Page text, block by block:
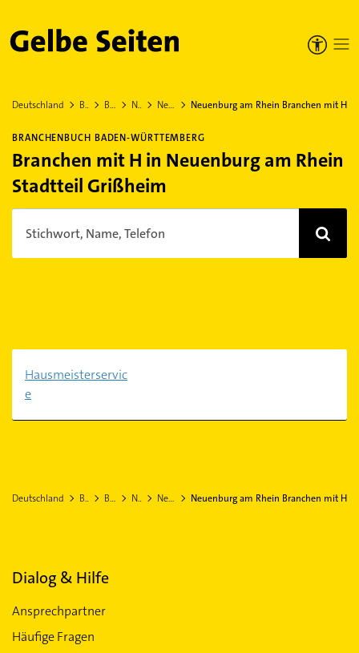
Gelbe Seiten
Deutschland Baden-Württemberg Breisgau-Hochschwarzwald Neuenburg am Rhein Neuenburg am Rhein Stadtteil Grißheim Neuenburg am Rhein Branchen mit H
BRANCHENBUCH BADEN-WÜRTTEMBERG
Branchen mit H in Neuenburg am Rhein
Stadtteil Grißheim
Stichwort, Name, Telefon
Hausmeisterservic
e
Deutschland Baden-Württemberg Breisgau-Hochschwarzwald Neuenburg am Rhein Neuenburg am Rhein Stadtteil Grißheim Neuenburg am Rhein Branchen mit H
Dialog & Hilfe
Ansprechpartner
Häufige Fragen